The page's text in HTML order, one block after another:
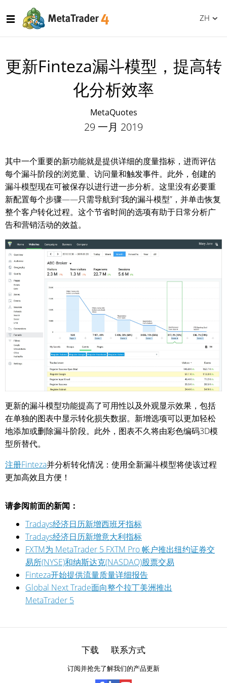
ZH
更新Finteza漏斗模型，提高转
化分析效率
MetaQuotes
29 一月 2019
其中一个重要的新功能就是提供详细的度量指标，进而评估
每个漏斗阶段的浏览量、访问量和触发事件。此外，创建的
漏斗模型现在可被保存以进行进一步分析。这里没有必要重
新配置每个步骤——只需导航到“我的漏斗模型”，并单击恢复
整个客户转化过程。这个节省时间的选项有助于日常分析广
告和营销活动的效益。
更新的漏斗模型功能提高了可用性以及外观显示效果，包括
在单独的图表中显示转化损失数据。新增选项可以更加轻松
地添加或删除漏斗阶段。此外，图表不久将由彩色编码3D模
型所替代。
注册Finteza并分析转化情况：使用全新漏斗模型将使该过程
更加高效且方便！
请参阅前面的新闻：
Tradays经济日历新增西班牙指标
Tradays经济日历新增意大利指标
FXTM为 MetaTrader 5 FXTM Pro 帐户推出纽约证券交
易所(NYSE)和纳斯达克(NASDAQ)股票交易
Finteza开始提供流量质量详细报告
Global Next Trade面向整个拉丁美洲推出
MetaTrader 5
下载 联系方式
订阅并抢先了解我们的产品更新